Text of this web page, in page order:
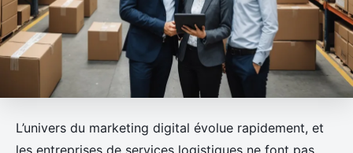
L’univers du marketing digital évolue rapidement, et